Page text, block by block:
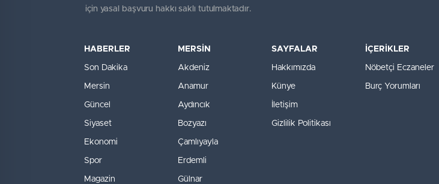
için yasal başvuru hakkı saklı tutulmaktadır.
HABERLER
Son Dakika
Mersin
Güncel
Siyaset
Ekonomi
Spor
Magazin
MERSİN
Akdeniz
Anamur
Aydıncık
Bozyazı
Çamlıyayla
Erdemli
Gülnar
SAYFALAR
Hakkımızda
Künye
İletişim
Gizlilik Politikası
İÇERİKLER
Nöbetçi Eczaneler
Burç Yorumları